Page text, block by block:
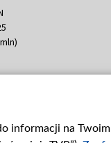
2025informacji na